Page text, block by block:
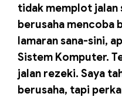
tidak memplot jalan
berusaha mencoba
lamaran sana-sini,
Sistem Komputer.
jalan rezeki. Saya
berusaha, tapi